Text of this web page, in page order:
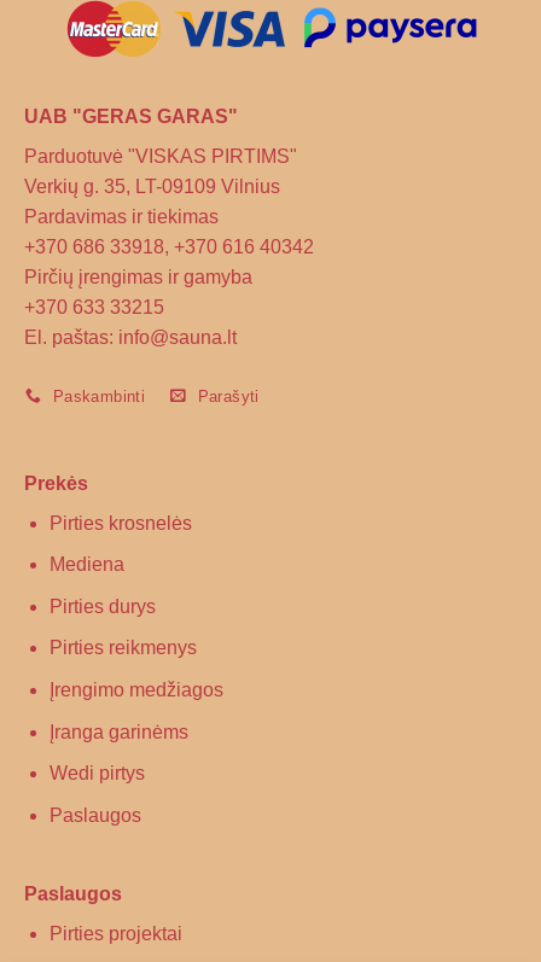
UAB "GERAS GARAS"
Parduotuvė "VISKAS PIRTIMS"
Verkių g. 35, LT-09109 Vilnius
Pardavimas ir tiekimas
+370 686 33918, +370 616 40342
Pirčių įrengimas ir gamyba
+370 633 33215
El. paštas: info@sauna.lt
Paskambinti Parašyti
Prekės
Pirties krosnelės
Mediena
Pirties durys
Pirties reikmenys
Įrengimo medžiagos
Įranga garinėms
Wedi pirtys
Paslaugos
Paslaugos
Pirties projektai